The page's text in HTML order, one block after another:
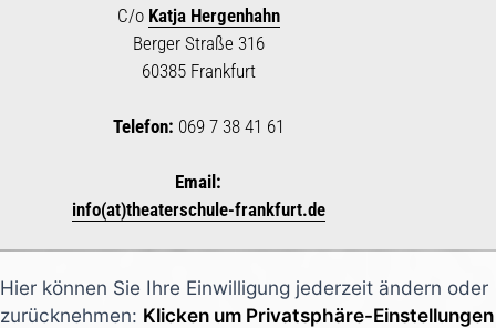
C/o Katja Hergenhahn
Berger Straße 316
60385 Frankfurt
Telefon: 069 7 38 41 61
Email:
info(at)theaterschule-frankfurt.de
Hier können Sie Ihre Einwilligung jederzeit ändern oder
zurücknehmen: Klicken um Privatsphäre-Einstellungen